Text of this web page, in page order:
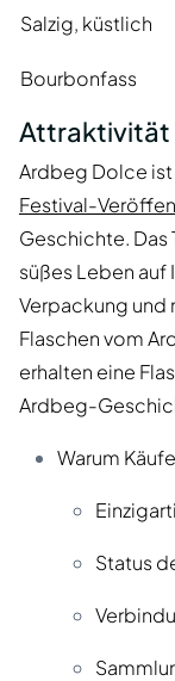
Salzig, küstlich
Bourbonfass
Attraktivität
Ardbeg Dolce ist
Festival-
Geschichte. Das
süßes Leben auf
Verpackung und
Flaschen vom
erhalten eine
Ardbeg-
Warum
Status